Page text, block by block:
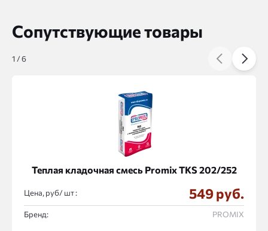
Сопутствующие товары
Теплая кладочная смесь Promix ТКS 202/252
Цена, руб/ : 549 руб.
Бренд: PROMIX
1 /6